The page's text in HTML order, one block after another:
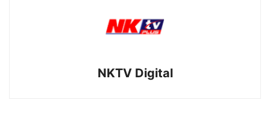
NKTV Digital